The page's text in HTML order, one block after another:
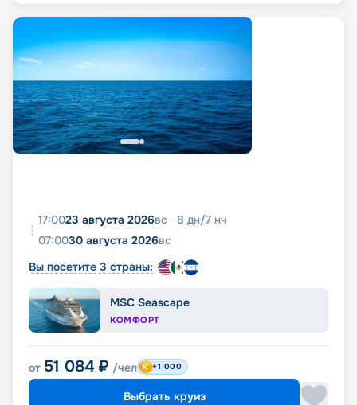
Карибского моря с отправлением из Майами и
заходом в порты Гондураса, Мексики, Багамских
островов. Увлекательные туры и экскурсии по
путешествию больше ярких красок и
незабываемых впечатлений. На нашем сайте вы
найдете все, что нужно для оформления путевки:
актуальное расписание и маршруты, схему
размещения, характеристики судна, описание и
с нашим менеджером.
Отправьтесь в путешествие мечты на борту
Symphony of the Seas!
17:0023 августа 2026вс 8 дн/7 нч
07:0030 августа 2026вс
Вы посетите 3 страны:
MSC Seascape
КОМФОРТ
от 51 084 ₽ /чел +1 000
Выбрать круиз